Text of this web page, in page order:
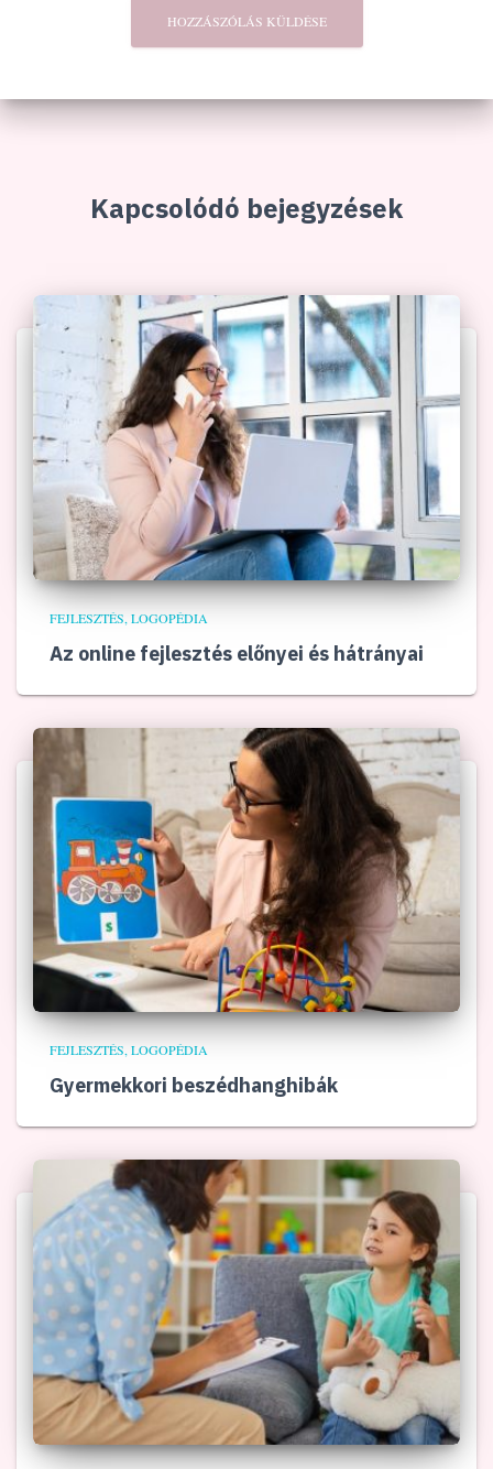
Kapcsolódó bejegyzések
FEJLESZTÉS LOGOPÉDIA
Az online fejlesztés előnyei és hátrányai
FEJLESZTÉS LOGOPÉDIA
Gyermekkori beszédhanghibák